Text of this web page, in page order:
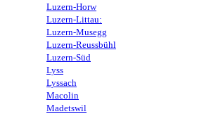
Luzern-Horw
Luzern-Littau:
Luzern-Musegg
Luzern-Reussbühl
Luzern-Süd
Lyss
Lyssach
Macolin
Madetswil